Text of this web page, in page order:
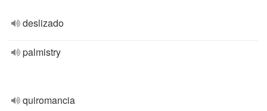
deslizado
palmistry
quiromancia